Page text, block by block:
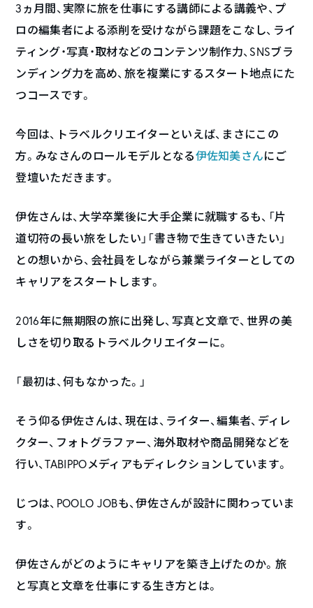
3ヵ月間、実際に旅を仕事にする講師による講義や、プ
ロの編集者による添削を受けながら課題をこなし、ライ
ティング・写真・取材などのコンテンツ制作力、SNSブラ
ンディング力を高め、旅を複業にするスタート地点にた
つコースです。
今回は、トラベルクリエイターといえば、まさにこの
方。みなさんのロールモデルとなる伊佐知美さんにご
登壇いただきます。
伊佐さんは、大学卒業後に大手企業に就職するも、「片
道切符の長い旅をしたい」「書き物で生きていきたい」
との想いから、会社員をしながら兼業ライターとしての
キャリアをスタートします。
2016年に無期限の旅に出発し、写真と文章で、世界の美
しさを切り取るトラベルクリエイターに。
「最初は、何もなかった。」
そう仰る伊佐さんは、現在は、ライター、編集者、ディレ
クター、フォトグラファー、海外取材や商品開発などを
行い、TABIPPOメディアもディレクションしています。
じつは、POOLO JOBも、伊佐さんが設計に関わっていま
す。
伊佐さんがどのようにキャリアを築き上げたのか。旅
と写真と文章を仕事にする生き方とは。